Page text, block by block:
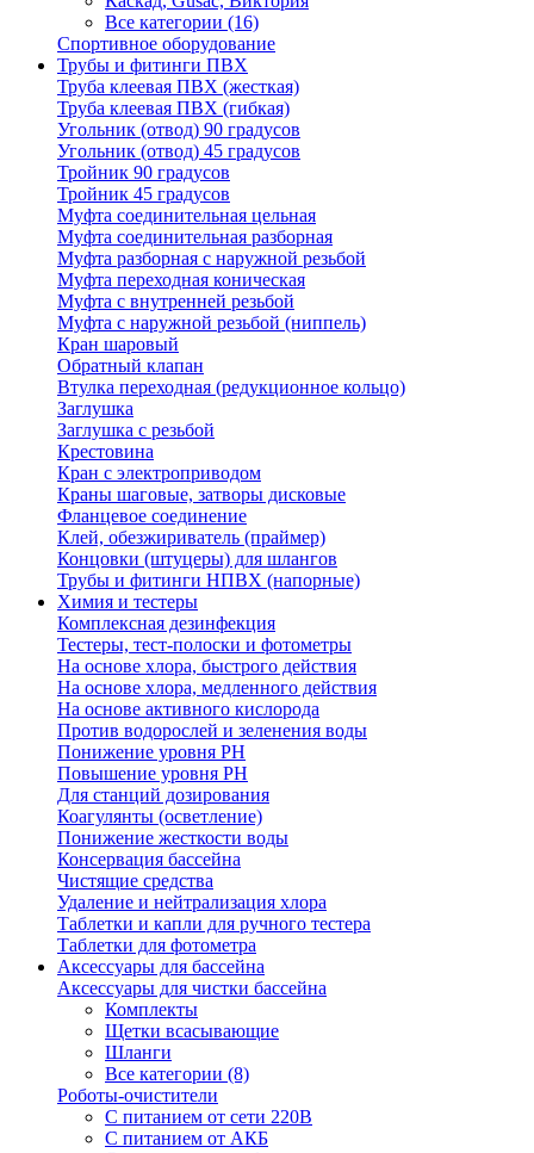
Все категории (16)
Спортивное оборудование
Трубы и фитинги ПВХ
Труба клеевая ПВХ (жесткая)
Труба клеевая ПВХ (гибкая)
Угольник (отвод) 90 градусов
Угольник (отвод) 45 градусов
Тройник 90 градусов
Тройник 45 градусов
Муфта соединительная цельная
Муфта соединительная разборная
Муфта разборная с наружной резьбой
Муфта переходная коническая
Муфта с внутренней резьбой
Муфта с наружной резьбой (ниппель)
Кран шаровый
Обратный клапан
Втулка переходная (редукционное кольцо)
Заглушка
Заглушка с резьбой
Крестовина
Кран с электроприводом
Краны шаговые, затворы дисковые
Фланцевое соединение
Клей, обезжириватель (праймер)
Концовки (штуцеры) для шлангов
Трубы и фитинги НПВХ (напорные)
Химия и тестеры
Комплексная дезинфекция
Тестеры, тест-полоски и фотометры
На основе хлора, быстрого действия
На основе хлора, медленного действия
На основе активного кислорода
Против водорослей и зеленения воды
Понижение уровня РН
Повышение уровня РН
Для станций дозирования
Коагулянты (осветление)
Понижение жесткости воды
Консервация бассейна
Чистящие средства
Удаление и нейтрализация хлора
Таблетки и капли для ручного тестера
Таблетки для фотометра
Аксессуары для бассейна
Аксессуары для чистки бассейна
Комплекты
Щетки всасывающие
Шланги
Все категории (8)
Роботы-очистители
С питанием от сети 220В
С питанием от АКБ